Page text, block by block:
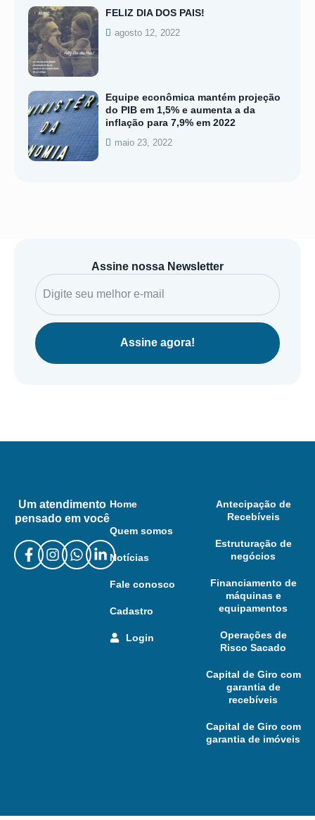
FELIZ DIA DOS PAIS!
agosto 12, 2022
Equipe econômica mantém projeção
do PIB em 1,5% e aumenta a da
inflação para 7,9% em 2022
maio 23, 2022
Assine nossa Newsletter
Assine agora!
Um atendimento
pensado em você
Home
Quem somos
Notícias
Fale conosco
Cadastro
Login
Antecipação de
Recebíveis
Estruturação de
negócios
Financiamento de
máquinas e
equipamentos
Operações de
Risco Sacado
Capital de Giro com
garantia de
recebíveis
Capital de Giro com
garantia de imóveis